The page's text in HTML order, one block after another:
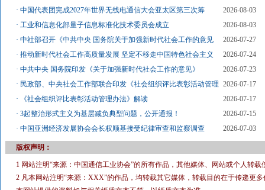
·中国代表团完成2027年世界无线电通信大会亚太区第三次筹
2026-08-03
·工业和信息化部量子信息标准化技术委员会成立
2026-08-03
·中社部召开《中共中央 国务院关于加强新时代社会工作的意见
2026-07-27
·推动新时代社会工作高质量发展 坚定不移走中国特色社会主义
2026-07-24
·中共中央 国务院印发《关于加强新时代社会工作的意见》
2026-07-23
· 民政部、中央社会工作部联合印发《社会组织评比表彰活动管理
2026-07-17
·
《社会组织评比表彰活动管理办法》解读
2026-07-17
·3起整治形式主义为基层减负典型问题，公开通报！
2026-07-15
·中国亚洲经济发展协会会长权顺基接受纪律审查和监察调查 2026-07-03
版权声明：
1 网站注明“来源：中国通信工业协会”的所有作品，其他媒体、网站或个人转
2 凡本网站注明“来源：XXX”的作品，均转载其它媒体，转载目的在于传递更